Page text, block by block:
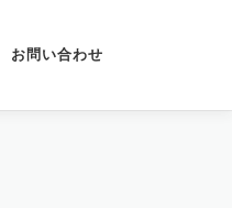
お問い合わせ